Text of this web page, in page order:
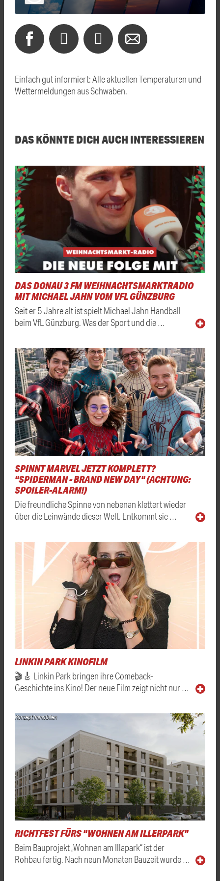
Einfach gut informiert: Alle aktuellen Temperaturen und
Wettermeldungen aus Schwaben.
DAS KÖNNTE DICH AUCH INTERESSIEREN
DAS DONAU 3 FM WEIHNACHTSMARKTRADIO
MIT MICHAEL JAHN VOM VFL GÜNZBURG
Seit er 5 Jahre alt ist spielt Michael Jahn Handball
beim VfL Günzburg. Was der Sport und die …
SPINNT MARVEL JETZT KOMPLETT?
"SPIDERMAN - BRAND NEW DAY" (ACHTUNG:
SPOILER-ALARM!)
Die freundliche Spinne von nebenan klettert wieder
über die Leinwände dieser Welt. Entkommt sie …
LINKIN PARK KINOFILM
🎬🎸 Linkin Park bringen ihre Comeback-
Geschichte ins Kino! Der neue Film zeigt nicht nur …
Konzept Immobilien
RICHTFEST FÜRS "WOHNEN AM ILLERPARK"
Beim Bauprojekt „Wohnen am Illapark“ ist der
Rohbau fertig. Nach neun Monaten Bauzeit wurde …